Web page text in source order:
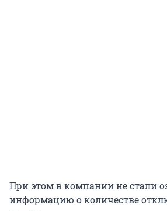
При этом в компании не стали
информацию о количестве